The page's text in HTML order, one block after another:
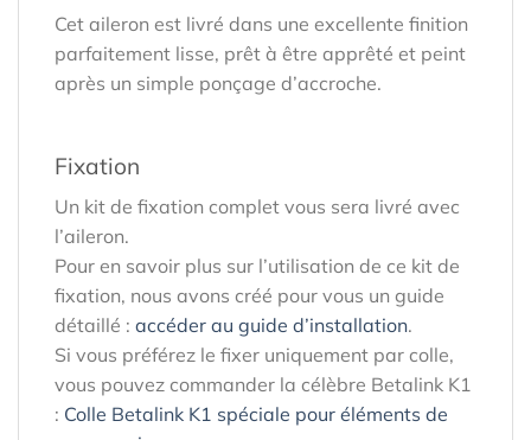
Cet aileron est livré dans une excellente finition
parfaitement lisse, prêt à être apprêté et peint
après un simple ponçage d’accroche.
Fixation
Un kit de fixation complet vous sera livré avec
l’aileron.
Pour en savoir plus sur l’utilisation de ce kit de
fixation, nous avons créé pour vous un guide
détaillé : accéder au guide d’installation.
Si vous préférez le fixer uniquement par colle,
vous pouvez commander la célèbre Betalink K1
: Colle Betalink K1 spéciale pour éléments de